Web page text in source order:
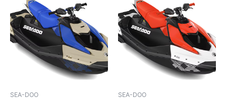
SEA-DOO SEA-DOO